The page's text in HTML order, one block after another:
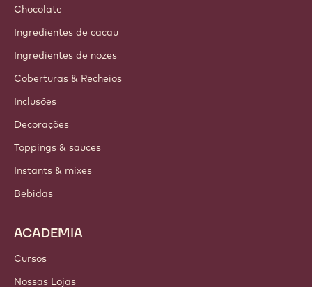
Chocolate
Ingredientes de cacau
Ingredientes de nozes
Coberturas & Recheios
Inclusões
Decorações
Toppings & sauces
Instants & mixes
Bebidas
ACADEMIA
Cursos
Nossas Lojas